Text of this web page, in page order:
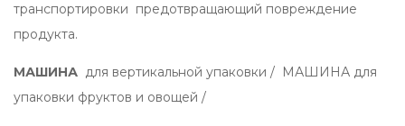
транспортировки предотвращающий повреждение
продукта.
МАШИНА для вертикальной упаковки / МАШИНА для
упаковки фруктов и овощей /